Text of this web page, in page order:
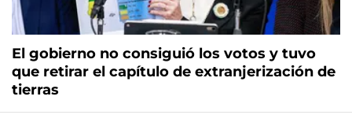
El gobierno no consiguió los votos y tuvo
que retirar el capítulo de extranjerización de
tierras